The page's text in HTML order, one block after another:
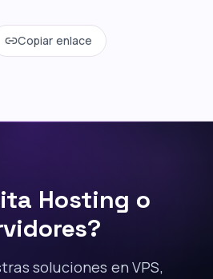
Copiar enlace
Hosting o
soluciones en VPS,